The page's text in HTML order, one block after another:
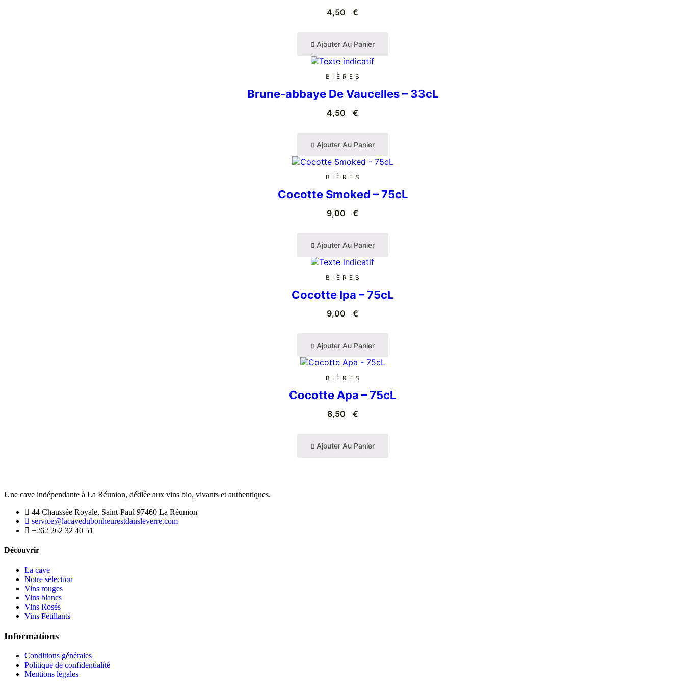
4,50 €
Ajouter Au Panier
BIÈRES
Brune-abbaye De Vaucelles – 33cL
4,50 €
Ajouter Au Panier
BIÈRES
Cocotte Smoked – 75cL
9,00 €
Ajouter Au Panier
BIÈRES
Cocotte Ipa – 75cL
9,00 €
Ajouter Au Panier
BIÈRES
Cocotte Apa – 75cL
8,50 €
Ajouter Au Panier
Une cave indépendante à La Réunion, dédiée aux vins bio, vivants et authentiques.
44 Chaussée Royale, Saint-Paul 97460 La Réunion
service@lacavedubonheurestdansleverre.com
+262 262 32 40 51
Découvrir
La cave
Notre sélection
Vins rouges
Vins blancs
Vins Rosés
Vins Pétillants
Informations
Conditions générales
Politique de confidentialité
Mentions légales